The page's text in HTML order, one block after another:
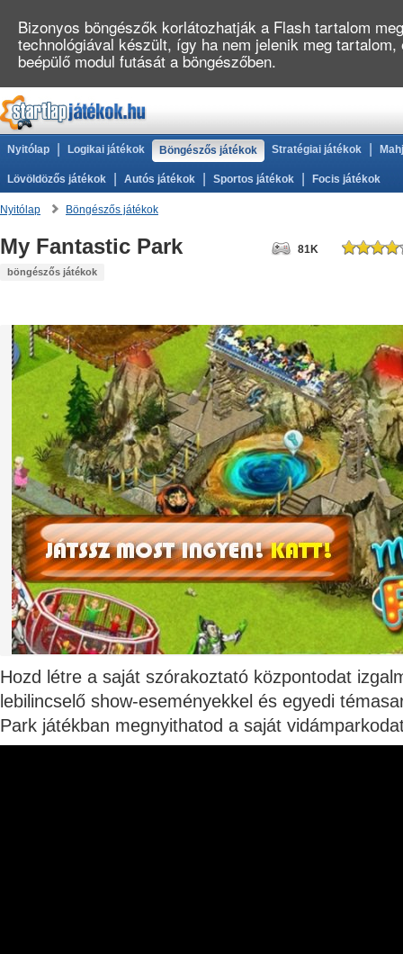
Nyitólap Logikai játékok Böngészős játékok Stratégiai játékok
Lövöldözős játékok Autós játékok Sportos játékok Focis játékok
Nyitólap Böngészős játékok
My Fantastic Park
böngészős játékok
81K
Hozd létre a saját szórakoztató központodat
lebilincselő show-eseményekkel és egyedi
Park játékban megnyithatod a saját
Bizonyos böngészők korlátozhatják a Flash tartalom
technológiával készült, így ha nem jelenik meg
beépülő modul futását a böngészőben.